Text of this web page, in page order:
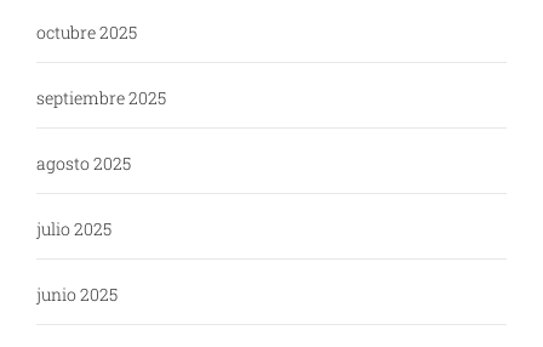
octubre 2025
septiembre 2025
agosto 2025
julio 2025
junio 2025